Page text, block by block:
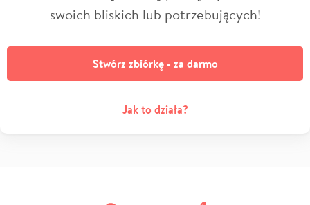
swoich bliskich lub potrzebujących!
Stwórz zbiórkę - za darmo
Jak to działa?